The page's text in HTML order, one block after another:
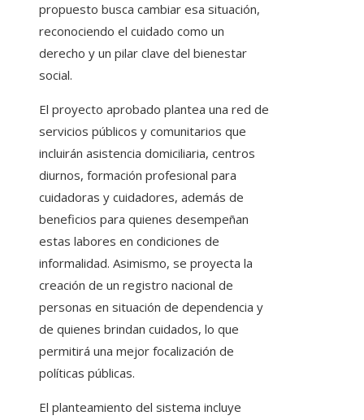
propuesto busca cambiar esa situación,
reconociendo el cuidado como un
derecho y un pilar clave del bienestar
social.
El proyecto aprobado plantea una red de
servicios públicos y comunitarios que
incluirán asistencia domiciliaria, centros
diurnos, formación profesional para
cuidadoras y cuidadores, además de
beneficios para quienes desempeñan
estas labores en condiciones de
informalidad. Asimismo, se proyecta la
creación de un registro nacional de
personas en situación de dependencia y
de quienes brindan cuidados, lo que
permitirá una mejor focalización de
políticas públicas.
El planteamiento del sistema incluye